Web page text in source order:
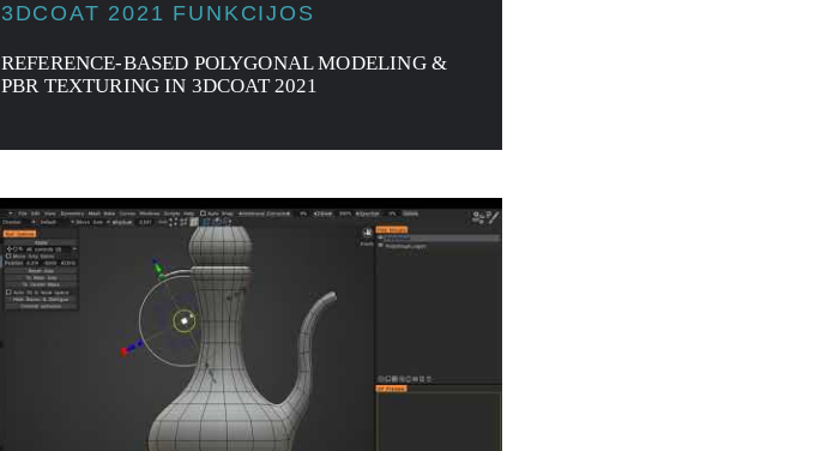
3DCOAT 2021 FUNKCIJOS
REFERENCE-BASED POLYGONAL MODELING &
PBR TEXTURING IN 3DCOAT 2021